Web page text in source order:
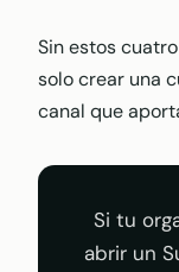
Sin estos
solo crear una
canal que
Si tu
abrir un